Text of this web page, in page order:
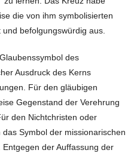
die von ihm symbolisierten
befolgungswürdig aus.
des
Ausdruck des Kerns
Für den gläubigen
Gegenstand der Verehrung
den Nichtchristen oder
Symbol der missionarischen
der Auffassung der